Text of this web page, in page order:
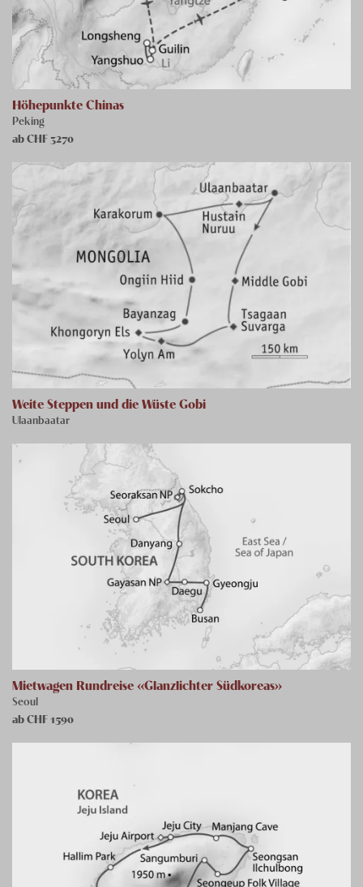
Höhepunkte Chinas
Peking
ab CHF3270
Weite Steppen und die Wüste Gobi
Ulaanbaatar
Mietwagen Rundreise «Glanzlichter Südkoreas»
Seoul
ab CHF 1590